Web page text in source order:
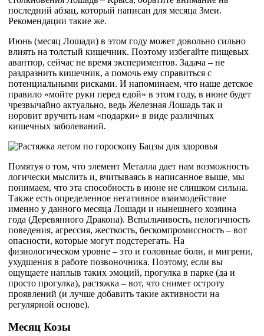
последний абзац, который написан для месяца Змеи.
Рекомендации такие же.
Июнь (месяц Лошади) в этом году может довольно сильно
влиять на толстый кишечник. Поэтому избегайте пищевых
авантюр, сейчас не время экспериментов. Задача – не
раздразнить кишечник, а помочь ему справиться с
потенциальными рисками. И напоминаем, что наше детское
правило «мойте руки перед едой» в этом году, в июне будет
чрезвычайно актуально, ведь Железная Лошадь так и
норовит вручить нам «подарки» в виде различных
кишечных заболеваний.
Помятуя о том, что элемент Металла дает нам возможность
логически мыслить и, вчитываясь в написанное выше, мы
понимаем, что эта способность в июне не слишком сильна.
Также есть определенное негативное взаимодействие
именно у данного месяца Лошади и нынешнего хозяина
года (Деревянного Дракона). Вспыльчивость, нелогичность
поведения, агрессия, жесткость, бескомпромиссность – вот
опасности, которые могут подстерегать. На
физиологическом уровне – это и головные боли, и мигрени,
ухудшения в работе позвоночника. Поэтому, если вы
ощущаете наплыв таких эмоций, прогулка в парке (да и
просто прогулка), растяжка – вот, что снимет остроту
проявлений (и лучше добавить такие активности на
регулярной основе).
Месяц Козы